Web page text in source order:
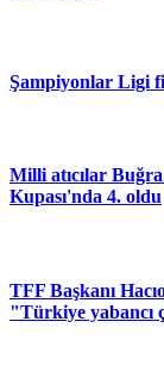
Şampiyonlar Ligi
Milli atıcılar
Kupası'nda 4. oldu
TFF Başkanı
"Türkiye yabancı